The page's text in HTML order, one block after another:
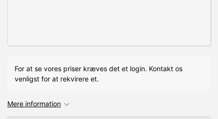
For at se vores priser kræves det et login. Kontakt os
venligst for at rekvirere et.
Mere information